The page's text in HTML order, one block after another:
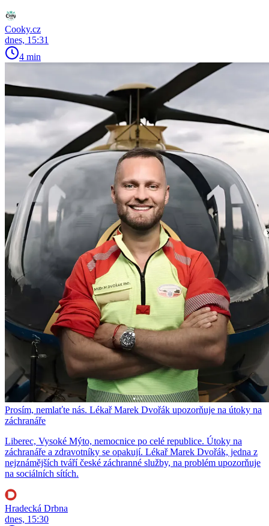
Cooky.cz
dnes, 15:31
4 min
Prosím, nemlaťte nás. Lékař Marek Dvořák upozorňuje na útoky na
záchranáře
Liberec, Vysoké Mýto, nemocnice po celé republice. Útoky na
záchranáře a zdravotníky se opakují. Lékař Marek Dvořák, jedna z
nejznámějších tváří české záchranné služby, na problém upozorňuje
na sociálních sítích.
Hradecká Drbna
dnes, 15:30